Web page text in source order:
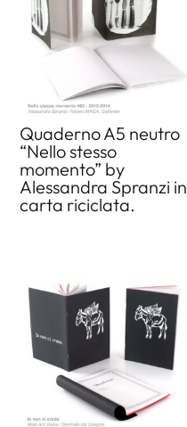
Quaderno A5 neutro
“Nello stesso
momento” by
Alessandra Spranzi in
carta riciclata.